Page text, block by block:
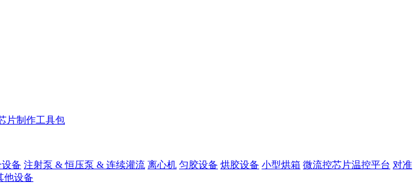
片制作工具包
备 注射泵 & 恒压泵 & 连续灌流 离心机 匀胶设备 烘胶设备 小型烘箱 微流控芯片温控平台 对准
他设备